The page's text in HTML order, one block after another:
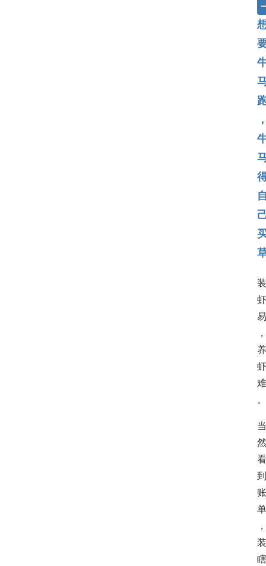
装
虾
易
，
养
虾
难
。
当
然
看
到
账
单
，
装
瞎